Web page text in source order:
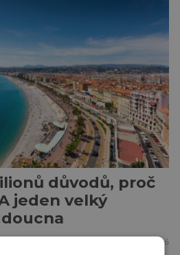
výfukové plyny a
důvodů, proč
jeden velký
7.3.2026